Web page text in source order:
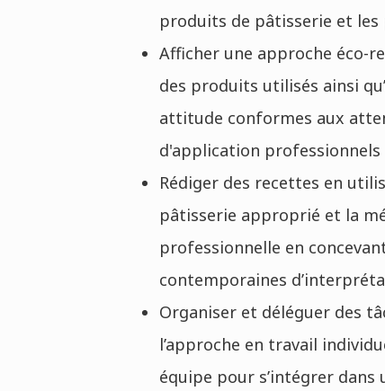
produits de pâtisserie et
Afficher une approche éco-
des produits utilisés ainsi
attitude conformes aux
d'application professionnels
Rédiger des recettes en
pâtisserie approprié et la
professionnelle en
contemporaines
Organiser et déléguer des
l’approche en travail
équipe pour s’intégrer dans